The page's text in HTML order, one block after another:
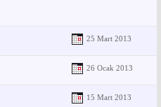
25 Mart 2013
26 Ocak 2013
15 Mart 2013